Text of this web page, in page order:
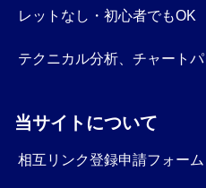
レットなし・初心者でもOK
テクニカル分析、チャート
当サイトについて
相互リンク登録申請フォーム